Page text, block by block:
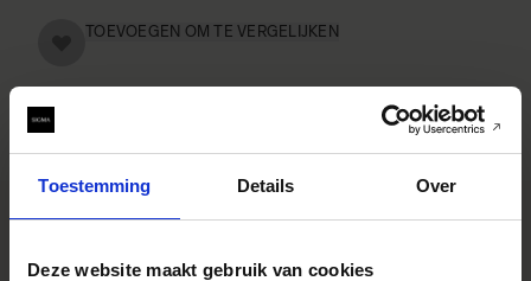
Toestemming Details Over
Deze website maakt gebruik van cookies
TOEVOEGEN OM TE VERGELIJKEN